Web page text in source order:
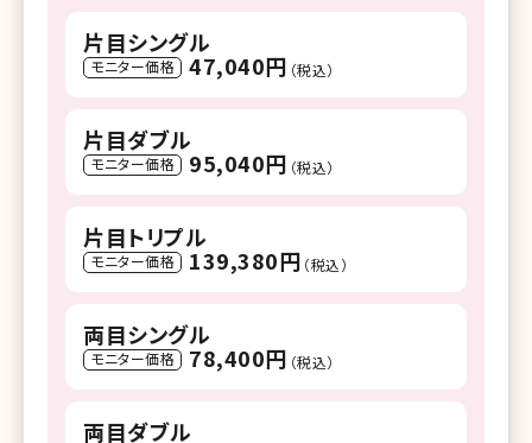
片目シングル
モニター価格 47,040円 （税込）
片目ダブル
モニター価格 95,040円 （税込）
片目トリプル
モニター価格 139,380円 （税込）
両目シングル
モニター価格 78,400円 （税込）
両目ダブル